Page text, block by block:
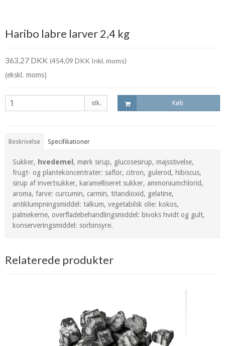
Haribo labre larver 2,4 kg
363,27 DKK (454,09 DKK Inkl. moms)
(ekskl. moms)
stk. Køb
Beskrivelse Specifikationer
Sukker, hvedemel , mørk sirup, glucosesirup, majsstivelse,
frugt- og plantekoncentrater: saflor, citron, gulerod, hibiscus,
sirup af invertsukker, karamelliseret sukker, ammoniumchlorid,
aroma, farve: curcumin, carmin, titandioxid, gelatine,
antiklumpningsmiddel: talkum, vegetabilsk olie: kokos,
palmekerne, overfladebehandlingsmiddel: bivoks hvidt og gult,
konserveringsmiddel: sorbinsyre.
Relaterede produkter